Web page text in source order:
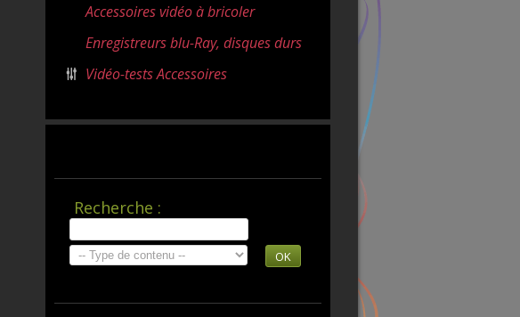
Accessoires vidéo à bricoler
Enregistreurs blu-Ray, disques durs
Vidéo-tests Accessoires
Recherche :
OK